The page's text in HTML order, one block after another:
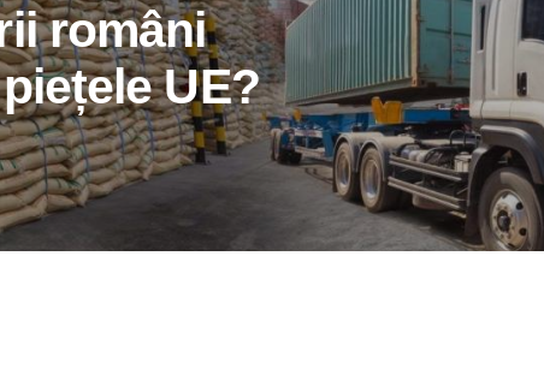
români
UE?